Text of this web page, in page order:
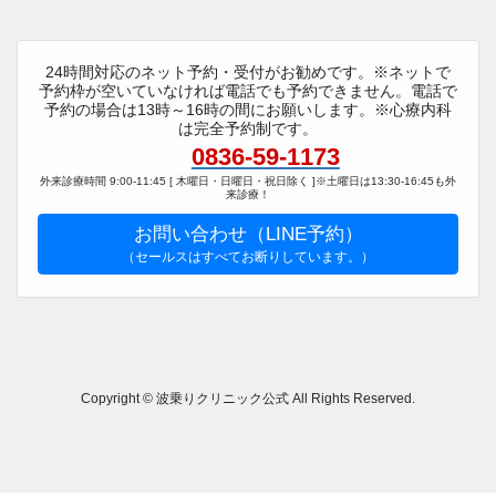
24時間対応のネット予約・受付がお勧めです。※ネットで
予約枠が空いていなければ電話でも予約できません。電話で
予約の場合は13時～16時の間にお願いします。※心療内科
は完全予約制です。
0836-59-1173
外来診療時間 9:00-11:45 [ 木曜日・日曜日・祝日除く ]※土曜日は13:30-16:45も外
来診療！
お問い合わせ（LINE予約）
（セールスはすべてお断りしています。）
Copyright © 波乗りクリニック公式 All Rights Reserved.